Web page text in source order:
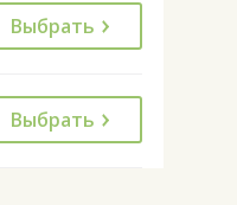
Выбрать
Выбрать